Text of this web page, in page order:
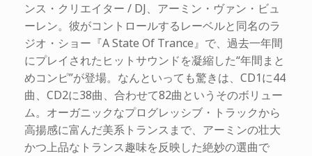
ンス・クリエイター / DJ、アーミン・ヴァン・ビュ
ーレン。彼がコントロールするレーベルと同名のラ
ジオ・ショー『A State Of Trance』で、過去一年間
にプレイされたヒットサウンドを凝縮した“年間まと
めコンピ”が登場。なんといっても驚きは、CD1に44
曲、CD2に38曲、合わせて82曲というそのボリュー
ム。オーガニックなプログレッシブ・トラックから
高揚感に富んだ美系トランスまで、アーミンの壮大
かつ上品なトランス趣味を反映した絶妙の選曲で